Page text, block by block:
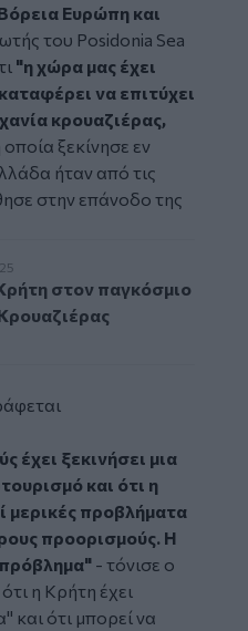
Ευρώπη και
του Posidonia Sea
"η χώρα μας έχει
να επιτύχει
κρουαζιέρας,
οποία ξεκίνησε εν
ήταν από τις
στην επάνοδο της
στον παγκόσμιο
στον παγκόσμιο
έχει ξεκινήσει μια
και ότι η
μερικές προβλήματα
προορισμούς. Η
πρόβλημα" - τόνισε ο
η Κρήτη έχει
και ότι μπορεί να